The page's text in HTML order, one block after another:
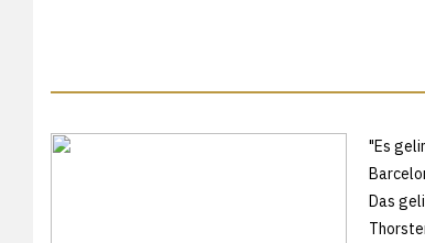
"Es
Das